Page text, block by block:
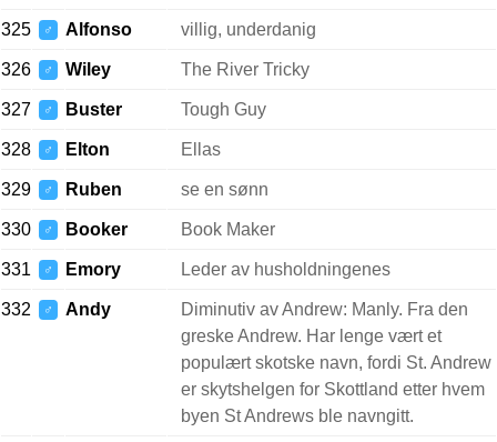
325 ♂ Alfonso villig, underdanig
326 ♂ Wiley The River Tricky
327 ♂ Buster Tough Guy
328 ♂ Elton Ellas
329 ♂ Ruben se en sønn
330 ♂ Booker Book Maker
331 ♂ Emory Leder av husholdningenes
332 ♂ Andy
Diminutiv av Andrew: Manly. Fra den
greske Andrew. Har lenge vært et
populært skotske navn, fordi St. Andrew
er skytshelgen for Skottland etter hvem
byen St Andrews ble navngitt.